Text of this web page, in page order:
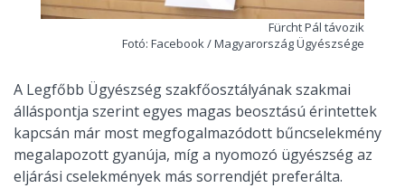
Fürcht Pál távozik
Fotó: Facebook / Magyarország Ügyészsége
A Legfőbb Ügyészség szakfőosztályának szakmai
álláspontja szerint egyes magas beosztású érintettek
kapcsán már most megfogalmazódott bűncselekmény
megalapozott gyanúja, míg a nyomozó ügyészség az
eljárási cselekmények más sorrendjét preferálta.